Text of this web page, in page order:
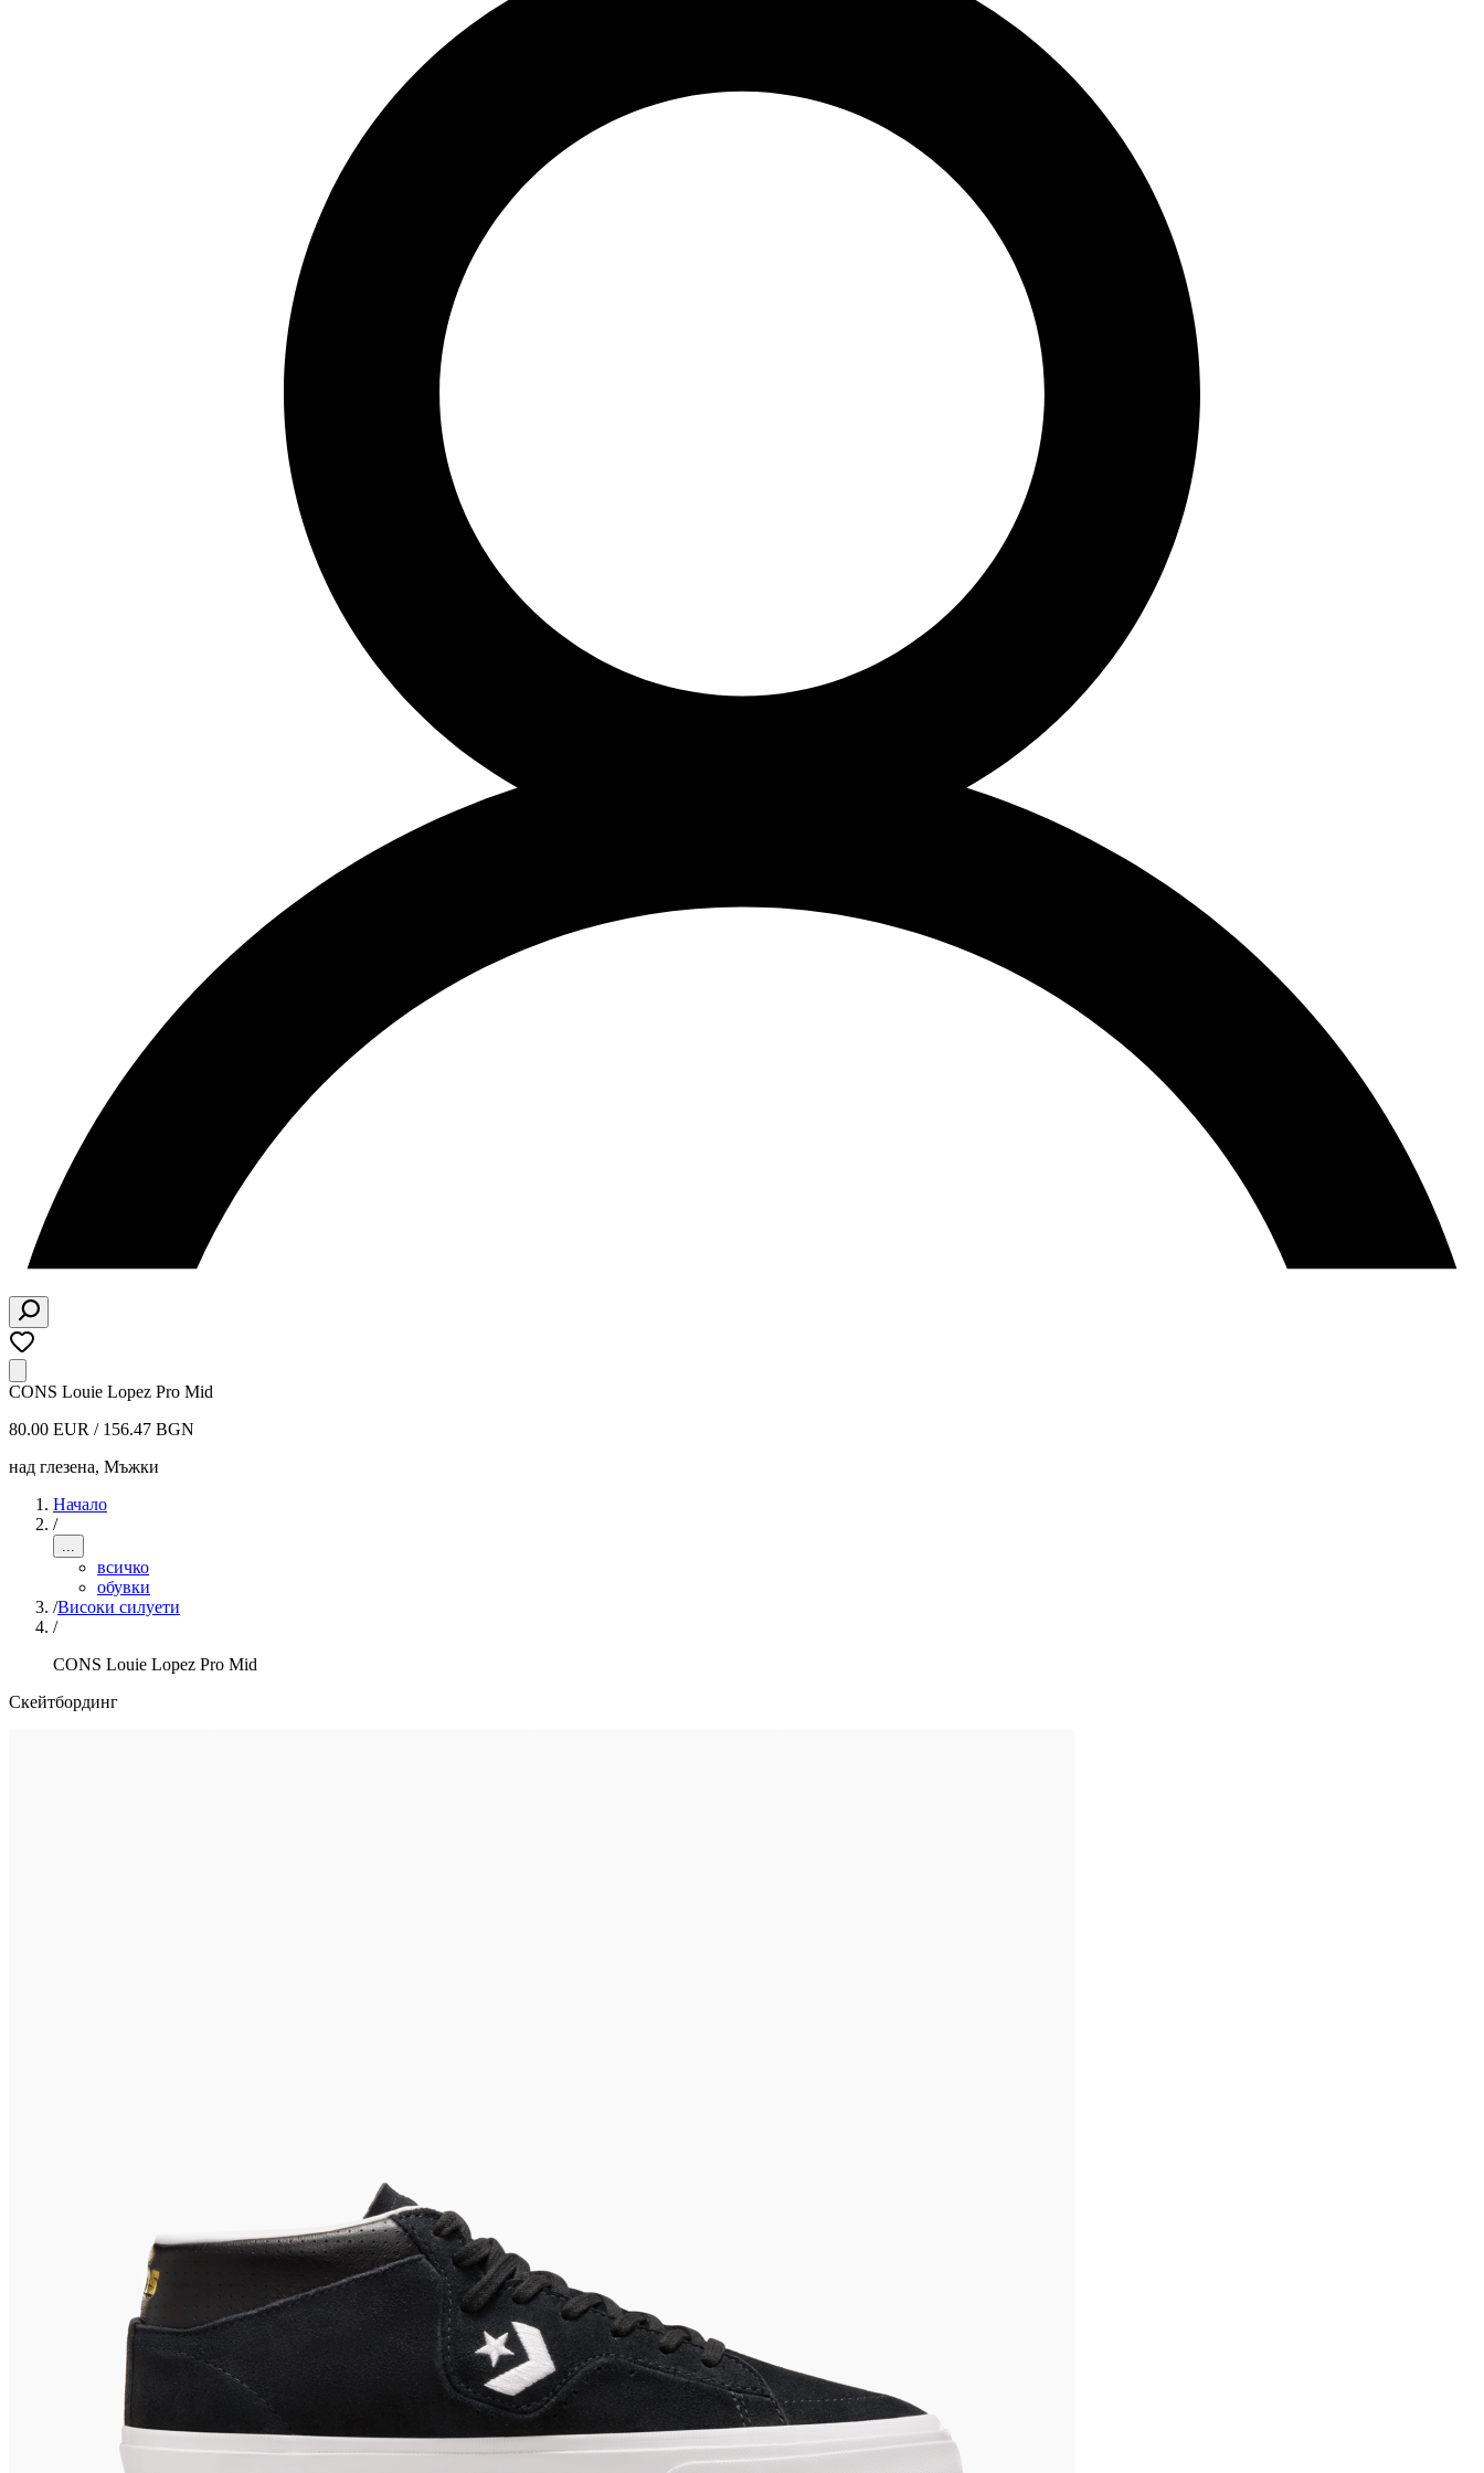
CONS Louie Lopez Pro Mid
80.00 EUR / 156.47 BGN
над глезена, Мъжки
Начало
/
...
всичко
обувки
/Високи силуети
/
CONS Louie Lopez Pro Mid
Скейтбординг